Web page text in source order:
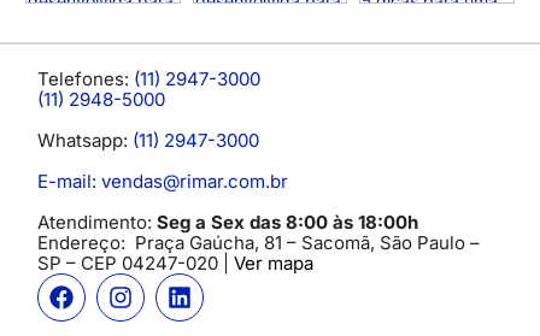
Telefones: (11) 2947-3000
(11) 2948-5000
Whatsapp: (11) 2947-3000
E-mail: vendas@rimar.com.br
Atendimento: Seg a Sex das 8:00 às 18:00h
Endereço: Praça Gaúcha, 81 – Sacomã, São Paulo –
SP – CEP 04247-020 | Ver mapa